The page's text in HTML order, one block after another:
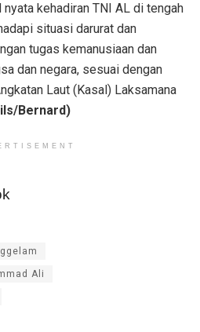
kehadiran TNI AL di tengah
situasi darurat dan
tugas kemanusiaan dan
dan negara, sesuai dengan
Laut (Kasal) Laksamana
Bernard)
Ali